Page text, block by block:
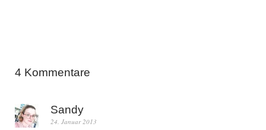
4 Kommentare
Sandy
24. Januar 2013